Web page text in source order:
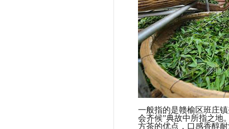
一般指的是赣榆区班庄
会齐候”典故中所指之地
方茶的优点，口感香醇